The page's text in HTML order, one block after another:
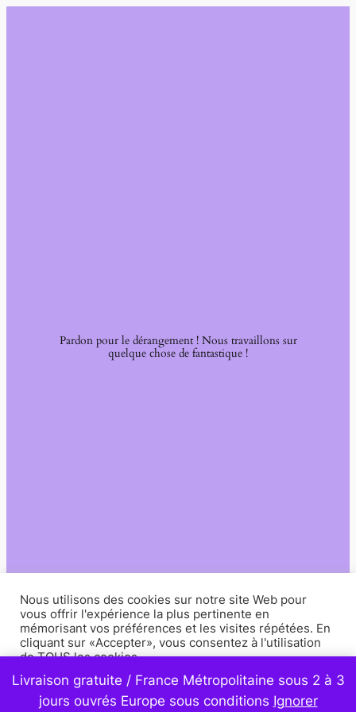
Livraison gratuite / France Métropolitaine sous 2 à 3
jours ouvrés Europe sous conditions Ignorer
Pardon pour le dérangement ! Nous travaillons sur
quelque chose de fantastique !
Nous utilisons des cookies sur notre site Web pour
vous offrir l'expérience la plus pertinente en
mémorisant vos préférences et les visites répétées. En
cliquant sur «Accepter», vous consentez à l'utilisation
de TOUS les cookies.
Paramètres Accepter